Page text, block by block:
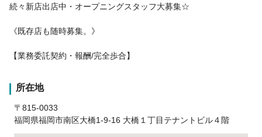
続々新店出店中・オープニングスタッフ大募集☆
《既存店も随時募集。》
【業務委託契約・報酬/完全歩合】
所在地
〒815-0033
福岡県福岡市南区大橋1-9-16 大橋１丁目テナントビル４階